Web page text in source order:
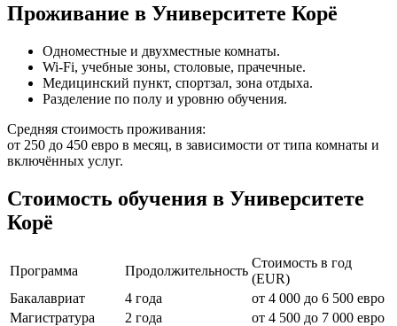
Проживание в Университете Корё
Одноместные и двухместные комнаты.
Wi-Fi, учебные зоны, столовые, прачечные.
Медицинский пункт, спортзал, зона отдыха.
Разделение по полу и уровню обучения.
Средняя стоимость проживания:
от 250 до 450 евро в месяц, в зависимости от типа комнаты и
включённых услуг.
Стоимость обучения в Университете
Корё
Программа Продолжительность
Стоимость в год
(EUR)
Бакалавриат
4 года
от 4 000 до 6 500 евро
Магистратура
2 года
от 4 500 до 7 000 евро